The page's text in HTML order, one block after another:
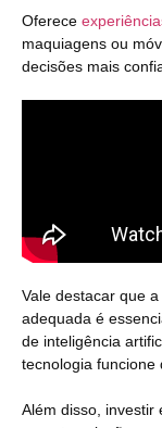
Oferece
maquiagens ou
decisões mais
Vale destacar que
adequada é
de inteligência
tecnologia funcione
Além disso, investir